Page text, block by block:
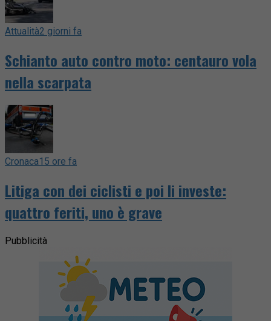
Attualità2 giorni fa
Schianto auto contro moto: centauro vola
nella scarpata
Cronaca15 ore fa
Litiga con dei ciclisti e poi li investe:
quattro feriti, uno è grave
Pubblicità